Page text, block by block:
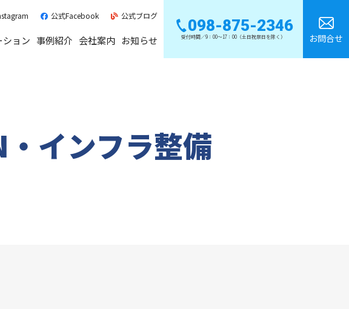
公式Facebook 公式ブログ
ション
メラ
事例紹介 会社案内 お知らせ
098-875-2346
受付時間／9：00～17：00（土日祝祭日を除く） お問合せ
インフラ整備